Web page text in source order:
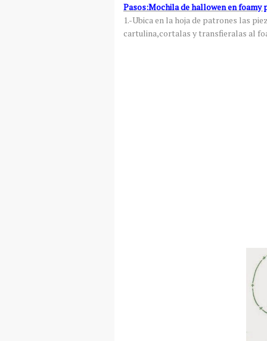
Pasos:Mochila de hallowen en foamy
1.-Ubica en la hoja de patrones las
cartulina,cortalas y transfieralas al